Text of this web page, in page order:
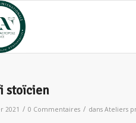
stoïcien
2021 / 0 Commentaires / dans Ateliers